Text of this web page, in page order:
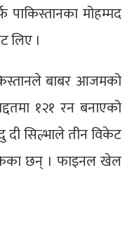
मोहम्मद
लिए ।
बाबर आजमको
१२१ रन बनाएको
दी सिल्भाले तीन विकेट
छन् । फाइनल खेल